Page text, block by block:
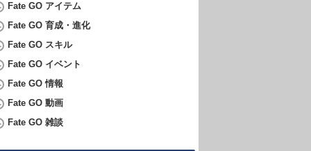
Fate GO アイテム
Fate GO 育成・進化
Fate GO スキル
Fate GO イベント
Fate GO 情報
Fate GO 動画
Fate GO 雑談